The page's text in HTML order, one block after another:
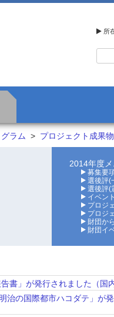
所
ラム > プロジェクト成果
2014年度
募集要
選後評(
選後評(
イベン
プロジ
プロジ
財団か
財団イ
書」が発行されました（国
治の国際都市ハコダテ」が